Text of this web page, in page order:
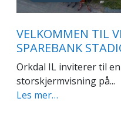
VELKOMMEN TIL
SPAREBANK
Orkdal IL inviterer til
storskjermvisning på...
Les mer…